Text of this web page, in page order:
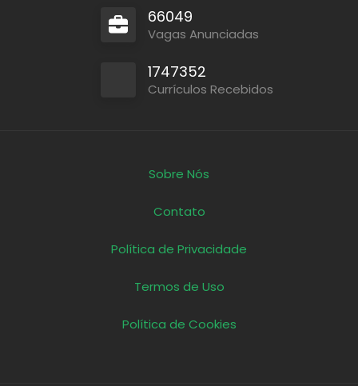
66049
Vagas Anunciadas
1747352
Currículos Recebidos
Sobre Nós
Contato
Política de Privacidade
Termos de Uso
Política de Cookies